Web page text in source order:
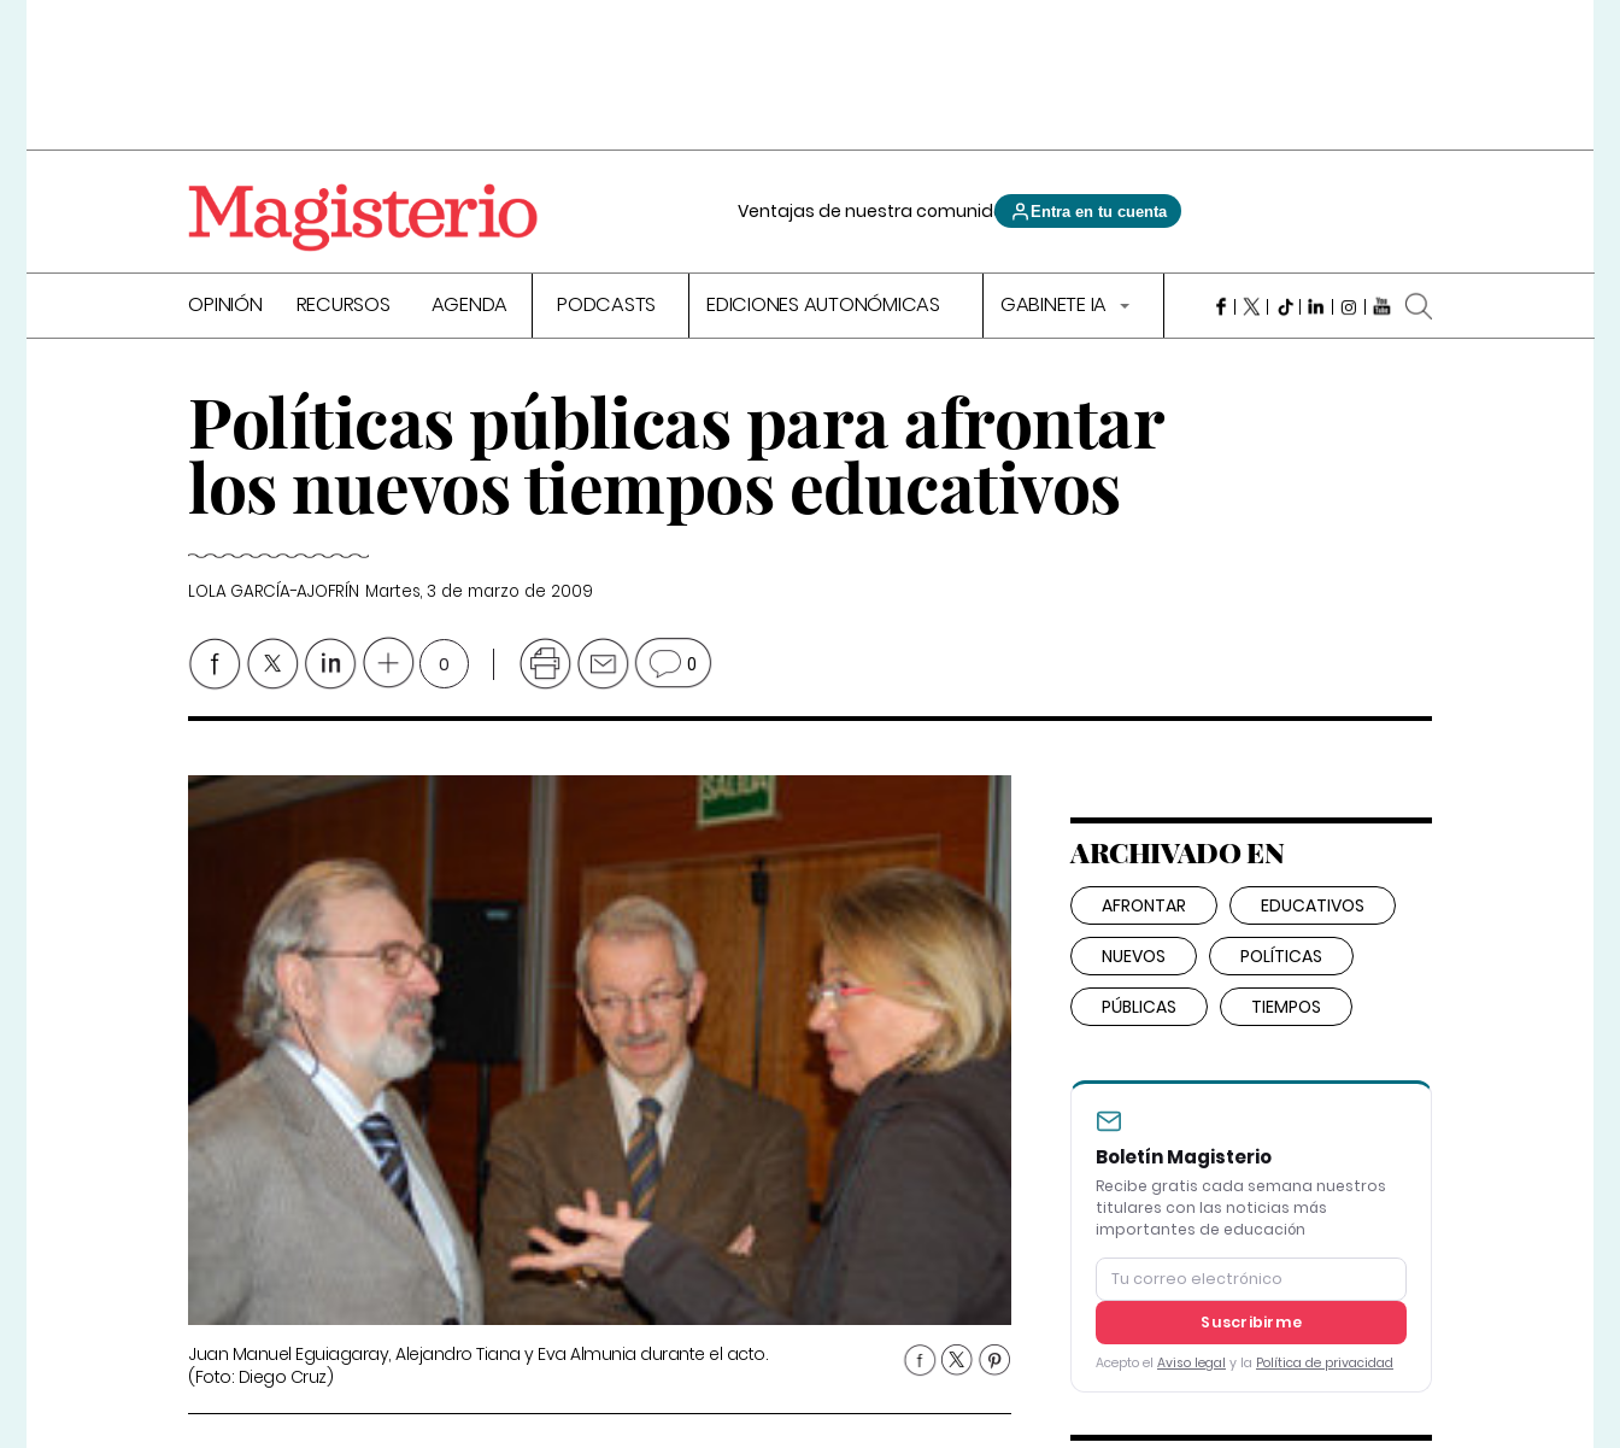
Ventajas de nuestra comunidad Entra en tu cuenta
OPINIÓN RECURSOS AGENDA PODCASTS EDICIONES AUTONÓMICAS GABINETE IA
Políticas públicas para afrontar
los nuevos tiempos educativos
LOLA GARCÍA-AJOFRÍN Martes, 3 de marzo de 2009
0 0
Juan Manuel Eguiagaray, Alejandro Tiana y Eva Almunia durante el acto.
(Foto: Diego Cruz)
ARCHIVADO EN
AFRONTAR EDUCATIVOS
NUEVOS POLÍTICAS
PÚBLICAS TIEMPOS
Boletín Magisterio
Recibe gratis cada semana nuestros
titulares con las noticias más
importantes de educación
Suscribirme
Acepto el Aviso legal y la Política de privacidad